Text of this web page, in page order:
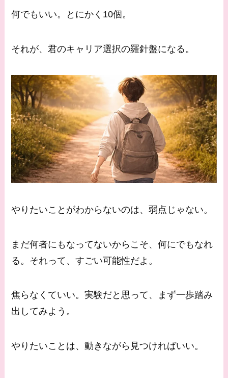
何でもいい。とにかく10個。
それが、君のキャリア選択の羅針盤になる。
やりたいことがわからないのは、弱点じゃない。
まだ何者にもなってないからこそ、何にでもなれ
る。それって、すごい可能性だよ。
焦らなくていい。実験だと思って、まず一歩踏み
出してみよう。
やりたいことは、動きながら見つければいい。